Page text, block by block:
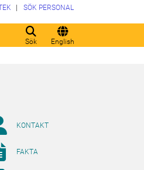
Sök English
SÖK PERSONAL
KONTAKT
FAKTA